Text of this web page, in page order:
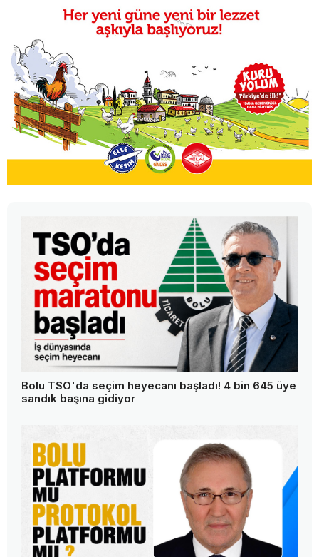
Bolu TSO'da seçim heyecanı başladı! 4 bin 645 üye
sandık başına gidiyor